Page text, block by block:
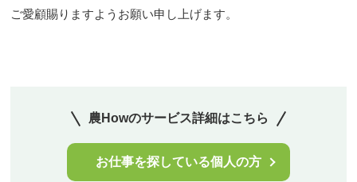
ご愛顧賜りますようお願い申し上げます。
農Howのサービス詳細はこちら
お仕事を探している個人の方